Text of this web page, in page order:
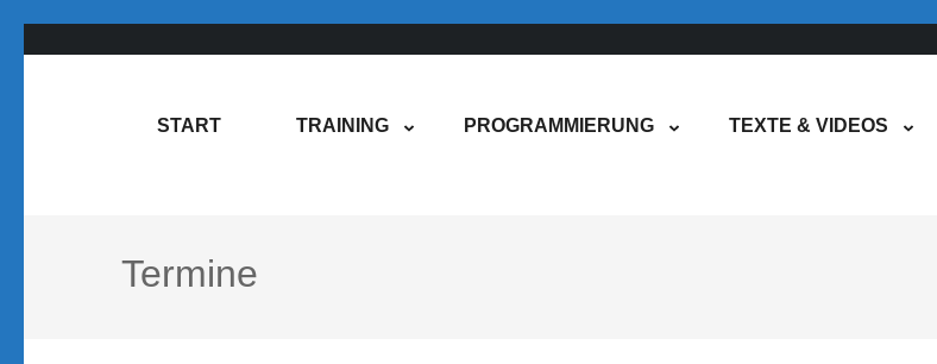
START TRAINING PROGRAMMIERUNG TEXTE & VIDEOS
Termine